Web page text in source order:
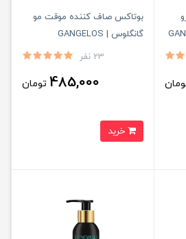
بوتاکس صاف کننده موقت مو
گانگلوس | GANGELOS
23 نفر
485,000 تومان